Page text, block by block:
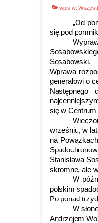
wpis w:
„Od
się pod
Sosabowski.
Wprawa
generałowi o
Następnego
się w Centrum
wrześniu, w
na
Stanisława
skromne, ale
W
polskim
Po ponad
W
Andrzejem